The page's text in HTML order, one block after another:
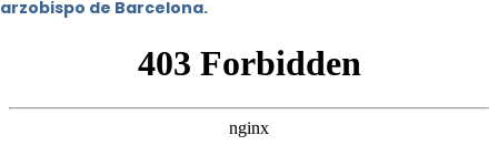
arzobispo de Barcelona.